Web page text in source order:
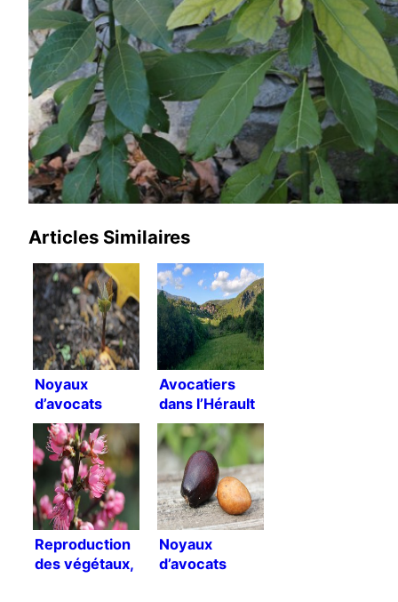
Articles Similaires
Noyaux
d’avocats
Avocatiers
dans l’Hérault
Reproduction
des végétaux,
Noyaux
d’avocats